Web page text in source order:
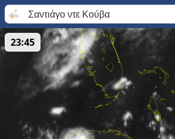
Σαντιάγο ντε Κούβα
23:45